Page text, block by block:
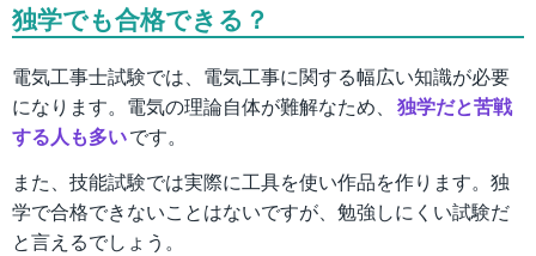
独学でも合格できる？
電気工事士試験では、電気工事に関する幅広い知識が必要
になります。電気の理論自体が難解なため、 独学だと苦戦
する人も多いです。
また、技能試験では実際に工具を使い作品を作ります。独
学で合格できないことはないですが、勉強しにくい試験だ
と言えるでしょう。